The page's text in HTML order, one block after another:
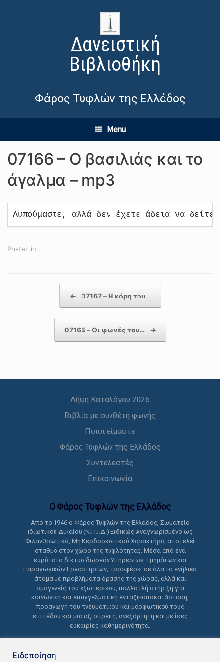
Δανειστική
Βιβλιοθήκη
Φάρος Τυφλών της Ελλάδος
Menu
07166 – Ο βασιλιάς και το
άγαλμα – mp3
Λυπούμαστε, αλλά δεν έχετε άδεια να δείτε
Posted in .
← 07167 – Η κόρη του…
07165 – Οι φωνές του… →
Λήψη Καταλόγου 2026
Βιβλία με συνθέτη φωνής
Ποιοι είμαστε
Φάρος Τυφλών της Ελλάδος
Συντελεστές
Επικοινωνία
Ο Φάρος Τυφλών της Ελλάδoς
Από το 1946 ο Φάρος Τυφλών της Ελλάδος, Σωματείο
Ιδιωτικού Δικαίου (Ν.Π.Ι.Δ.) Ειδικώς Αναγνωρισμένο ως
Φιλανθρωπικό, Μη Κερδοσκοπικού Χαρακτήρα, αποτελεί
σταθμό στον χώρο της τυφλότητας. Μέσα από ένα
ευρύτατο δίκτυο δωρεάν Υπηρεσιών, Τμημάτων και
Παραγωγικών Εργαστηρίων, προσφέρει σε όλα τα ενήλικα
άτομα με προβλήματα όρασης της χώρας, αλλά και
ομογενείς του εξωτερικού, πολλαπλή στήριξη για
κοινωνική και επαγγελματική ένταξη-αποκατάσταση,
προαγωγή του πνευματικού και μορφωτικού τους
επιπέδου και μια αξιοπρεπή, ανεξάρτητη και με ίσες
ευκαιρίες καθημερινότητα.
Ειδοποίηση